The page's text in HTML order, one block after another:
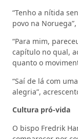
“Tenho a nítida
povo na
“Para mim,
capítulo no qual,
quanto o
“Saí de lá com
alegria”,
Cultura pró‑vida
O bispo Fredrik